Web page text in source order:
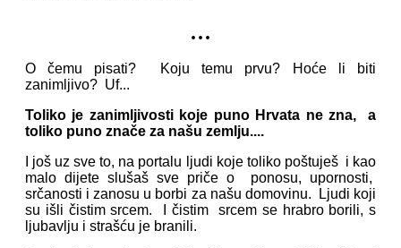
...
O čemu pisati? Koju temu prvu? Hoće li biti
zanimljivo? Uf...
Toliko je zanimljivosti koje puno Hrvata ne zna, a
toliko puno znače za našu zemlju....
I još uz sve to, na portalu ljudi koje toliko poštuješ i kao
malo dijete slušaš sve priče o ponosu, upornosti,
srčanosti i zanosu u borbi za našu domovinu. Ljudi koji
su išli čistim srcem. I čistim srcem se hrabro borili, s
ljubavlju i strašću je branili.